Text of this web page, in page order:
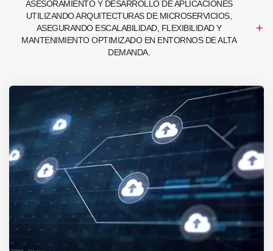
ASESORAMIENTO Y DESARROLLO DE APLICACIONES
UTILIZANDO ARQUITECTURAS DE MICROSERVICIOS,
ASEGURANDO ESCALABILIDAD, FLEXIBILIDAD Y
MANTENIMIENTO OPTIMIZADO EN ENTORNOS DE ALTA
DEMANDA.